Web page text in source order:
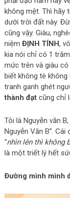
không mệt. Thì hãy
dưới trời đất này.
cũng vậy. Giàu,
niệm ĐỊNH TÍNH,
kia nói chỉ có 1
mức trên và giàu
biết không tè không
tranh ganh ghét
thành đạtcũng chỉ
Tôi là Nguyễn văn
Nguyễn Văn B”. Cái
“nhìn lên thì không
là một triết lý hết
Đường mình mình